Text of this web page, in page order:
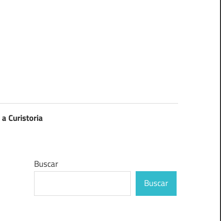
Curistoria
Buscar
Buscar